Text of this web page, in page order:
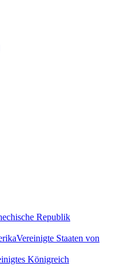
Republik
Vereinigte Staaten von
Königreich